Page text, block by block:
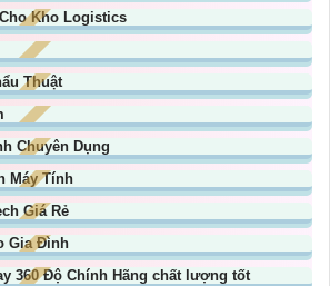
Kho Logistics
Thuật
Chuyên Dụng
Máy Tính
Giá Rẻ
Gia Đình
360 Độ Chính Hãng chất lượng tốt